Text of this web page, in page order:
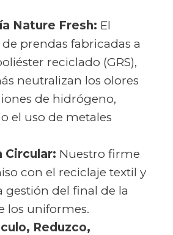
Nature Fresh: El
prendas fabricadas a
reciclado (GRS),
neutralizan los olores
de hidrógeno,
el uso de metales
Circular: Nuestro firme
con el reciclaje textil y
gestión del final de la
los uniformes.
Reduzco,